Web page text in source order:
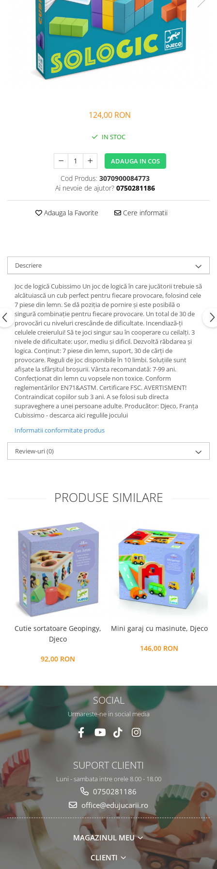
Alfabet si matematica
Jocuri de memorie si inteligenta
Seria Lectia de sanatate
Editura Litera
Editura Galaxia Copiilor
Colectia PIXI
Pisicile Războinice
Colectia Pia Papadia
124,00 RON
IN STOC
ADAUGA IN COS
Cod Produs: 3070900084773
Ai nevoie de ajutor? 0750281186
Adauga la Favorite Cere informatii
Descriere
Joc de logică Cubissimo Un joc de logică în care jucătorii trebuie să
alcătuiască un cub perfect pentru fiecare provocare, folosind cele
7 piese din lemn. Se dă poziția de pornire și este posibilă o
singură combinație pentru fiecare provocare. Un total de 30 de
provocări cu niveluri crescânde de dificultate. Incendiază-ți
celulele creierului! Să te joci singur sau în cooperare cu ceilalți. 3
nivele de dificultate: ușor, mediu și dificil. Dezvoltă răbdarea și
logica. Conținut: 7 piese din lemn, suport, 30 de cărți de
provocare. Reguli de joc disponibile în 10 limbi. Soluțiile sunt
afișate la sfârșitul broșurii. Vârsta recomandată: 7-99 ani.
Confecționat din lemn cu vopsele non toxice. Conform
reglementărilor EN71&ASTM. Certificare FSC. AVERTISMENT!
Contraindicat copiilor sub 3 ani. A se folosi sub directa
supraveghere a unei persoane adulte. Producător: Djeco, Franța
Cubissimo - descarca aici regulile jocului
Informatii conformitate produs
Review-uri(0)
PRODUSE SIMILARE
Cutie sortatoare Geopingy,
Djeco
92,00 RON
Mini garaj cu masinute, Djeco
146,00 RON
SOCIAL
Urmareste-ne in social media
SUPORT CLIENTI
Luni - sambata intre orele 8.00 - 18.00
0750281186
office@edujucarii.ro
MAGAZINUL MEU
CLIENTI